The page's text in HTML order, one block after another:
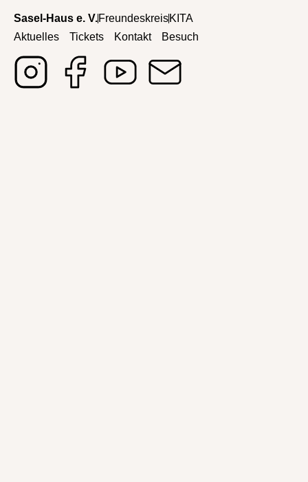
Sasel-Haus e. V.FreundeskreisKITA
Aktuelles
Tickets Kontakt Besuch